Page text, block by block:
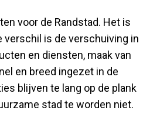
voor de Randstad. Het is
verschil is de verschuiving in
en diensten, maak van
en breed ingezet in de
blijven te lang op de plank
stad te worden niet.